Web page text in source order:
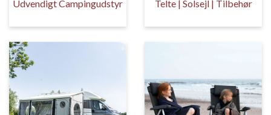
Udvendigt Campingudstyr Telte | Solsejl | Tilbehør